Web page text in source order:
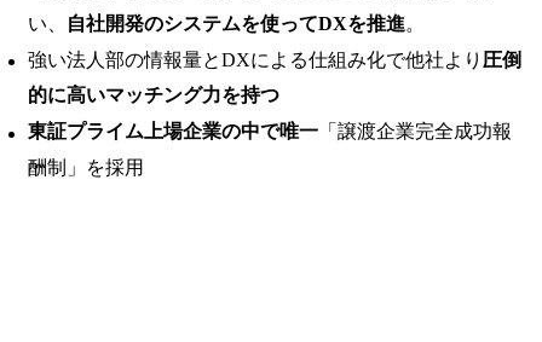
い、
自社開発のシステムを使ってDXを推進。
強い法人部の情報量とDXによる仕組み化で他社より 圧倒
的に高いマッチング力を持つ
東証プライム上場企業の中で唯一 「譲渡企業完全成功報
酬制」を採用